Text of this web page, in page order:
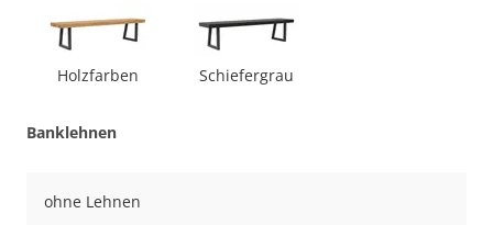
Holzfarben Schiefergrau
Banklehnen
ohne Lehnen